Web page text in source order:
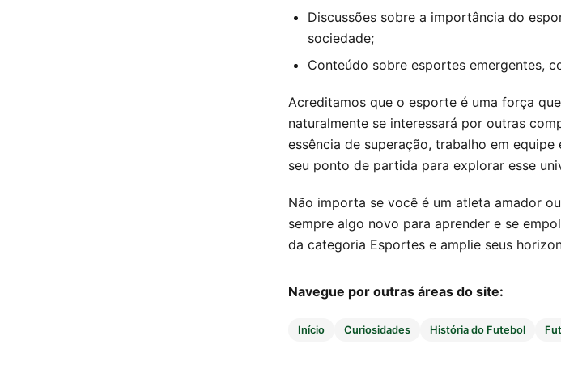
Discussões sobre a importância do
sociedade;
Conteúdo sobre esportes emergentes,
Acreditamos que o esporte é uma força
naturalmente se interessará por outras
essência de superação, trabalho em
seu ponto de partida para explorar esse
Não importa se você é um atleta amador
sempre algo novo para aprender e se
da categoria Esportes e amplie seus
Navegue por outras áreas do site:
Início Curiosidades História do Futebol